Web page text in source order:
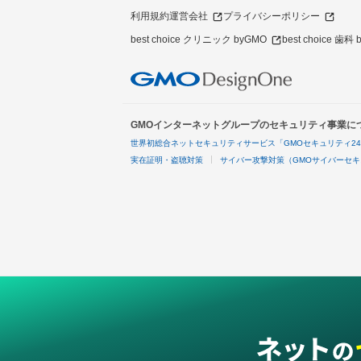
利用規約運営会社 プライバシーポリシー
best choice クリニック byGMO best choice 歯科
GMOインターネットグループのセキュリティ事業に
世界初総合ネットセキュリティサービス「GMOセキュリティ24
実在証明・盗聴対策 サイバー攻撃対策（GMOサイバーセキ